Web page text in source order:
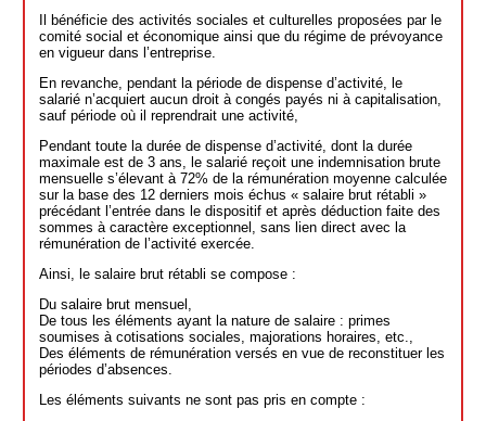
Il bénéficie des activités sociales et culturelles proposées par le
comité social et économique ainsi que du régime de prévoyance
en vigueur dans l’entreprise.
En revanche, pendant la période de dispense d’activité, le
salarié n’acquiert aucun droit à congés payés ni à capitalisation,
sauf période où il reprendrait une activité,
Pendant toute la durée de dispense d’activité, dont la durée
maximale est de 3 ans, le salarié reçoit une indemnisation brute
mensuelle s’élevant à 72% de la rémunération moyenne calculée
sur la base des 12 derniers mois échus « salaire brut rétabli »
précédant l’entrée dans le dispositif et après déduction faite des
sommes à caractère exceptionnel, sans lien direct avec la
rémunération de l’activité exercée.
Ainsi, le salaire brut rétabli se compose :
Du salaire brut mensuel,
De tous les éléments ayant la nature de salaire : primes
soumises à cotisations sociales, majorations horaires, etc.,
Des éléments de rémunération versés en vue de reconstituer les
périodes d’absences.
Les éléments suivants ne sont pas pris en compte :